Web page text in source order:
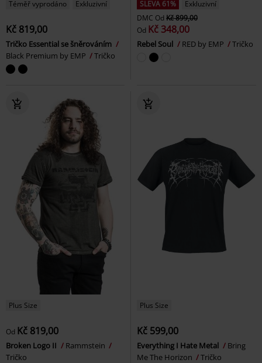
Téměř vyprodáno Exkluzivní
Kč 819,00
Tričko Essential se šněrováním
Black Premium by EMP
Tričko
SLEVA 61%
Exkluzivní
DMC Od Kč 899,00
Od Kč 348,00
Rebel Soul RED by EMP Tričko
Plus Size
Od Kč 819,00
Broken Logo II
Rammstein
Tričko
Plus Size
Kč 599,00
Everything I Hate Metal
Bring
Me The Horizon
Tričko